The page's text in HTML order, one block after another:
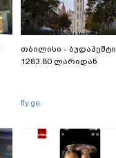
თბილისი - ბუდაპეშტი
1283.80 ლარიდან
fly.ge